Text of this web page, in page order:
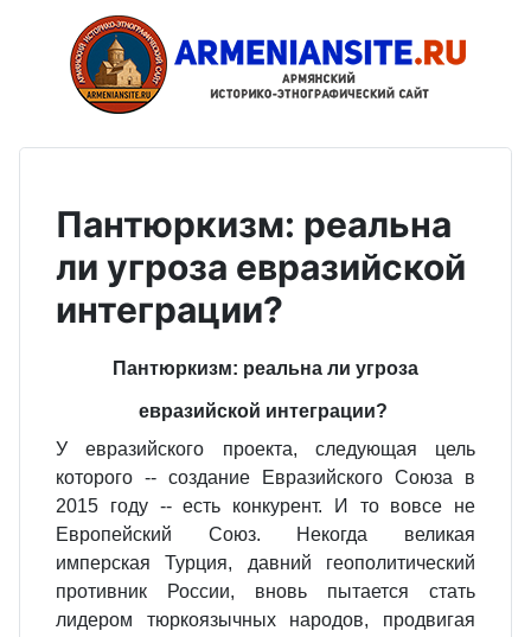
Пантюркизм: реальна
ли угроза евразийской
интеграции?
Пантюркизм: реальна ли угроза
евразийской интеграции?
У евразийского проекта, следующая цель
которого -- создание Евразийского Союза в
2015 году -- есть конкурент. И то вовсе не
Европейский Союз. Некогда великая
имперская Турция, давний геополитический
противник России, вновь пытается стать
лидером тюркоязычных народов, продвигая